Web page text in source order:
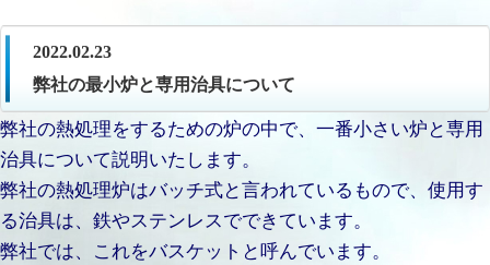
2022.02.23
弊社の最小炉と専用治具について
弊社の熱処理をするための炉の中で、一番小さい炉と専用
治具について説明いたします。
弊社の熱処理炉はバッチ式と言われているもので、使用す
る治具は、鉄やステンレスでできています。
弊社では、これをバスケットと呼んでいます。